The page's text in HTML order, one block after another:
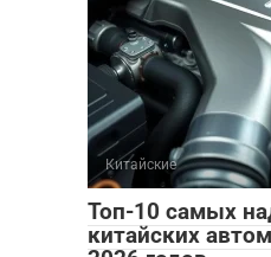
Китайские
Топ-10 самых
китайских